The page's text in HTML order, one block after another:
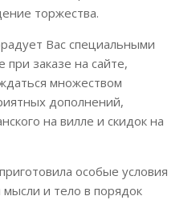
торжества.
Вас специальными
заказе на сайте,
множеством
дополнений,
на вилле и скидок на
особые условия
и тело в порядок